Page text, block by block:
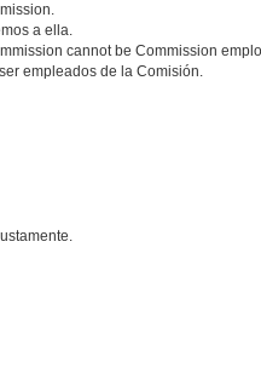
a ella.
cannot be Commission
empleados de la Comisión.